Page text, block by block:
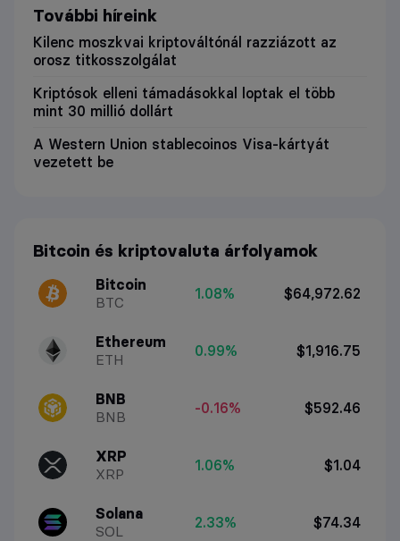
További híreink
Kilenc moszkvai kriptováltónál razziázott az
orosz titkosszolgálat
Kriptósok elleni támadásokkal loptak el több
mint 30 millió dollárt
A Western Union stablecoinos Visa-kártyát
vezetett be
Bitcoin és kriptovaluta árfolyamok
Bitcoin
BTC
1.08% $64,972.62
Ethereum
ETH
0.99% $1,916.75
BNB
BNB
-0.16% $592.46
XRP
XRP
1.06% $1.04
Solana
SOL
2.33% $74.34